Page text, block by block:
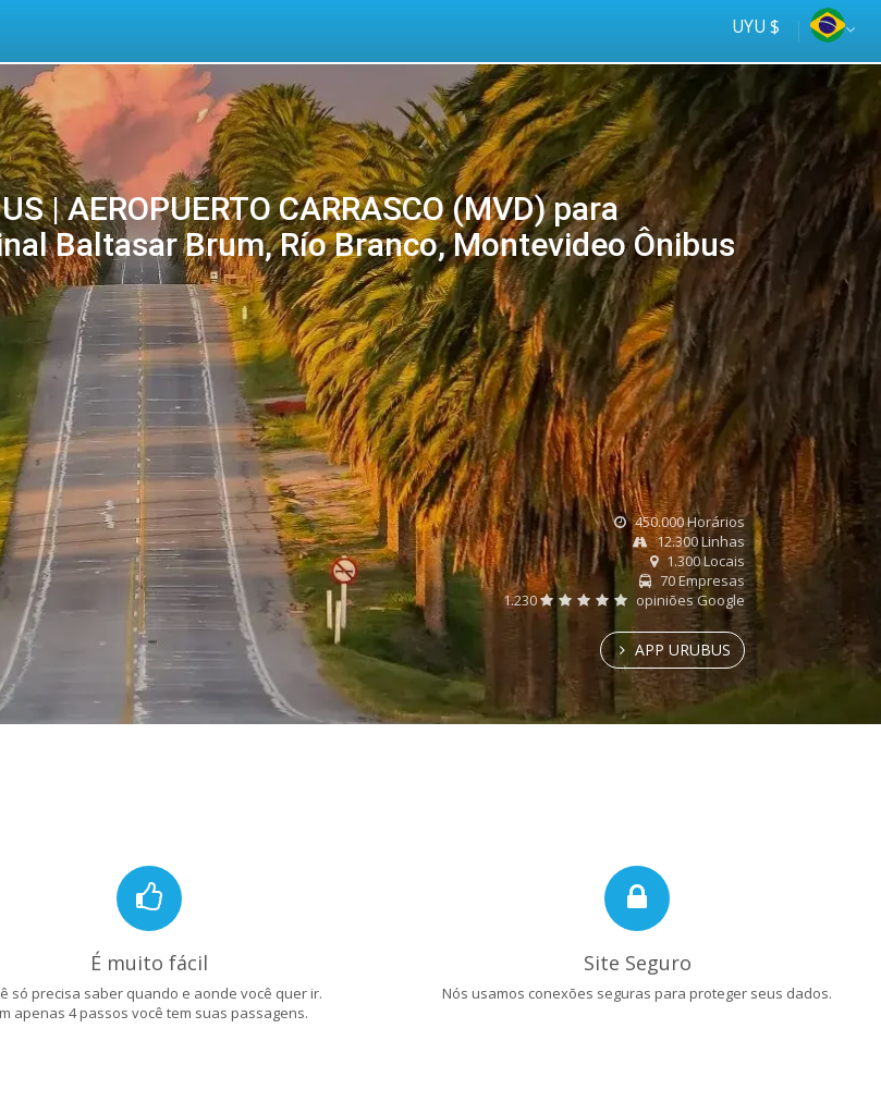
UYU $
| AEROPUERTO CARRASCO (MVD) para
Baltasar Brum, Río Branco, Montevideo Ônibus
bilhetes online
online
Tus
ómnibus
450.000 Horários
12.300 Linhas
1.300 Locais
70 Empresas
1.230
opiniões Google
APP URUBUS
É muito fácil
só precisa saber quando e aonde você quer ir.
apenas 4 passos você tem suas passagens.
Site Seguro
Nós usamos conexões seguras para proteger seus dados.